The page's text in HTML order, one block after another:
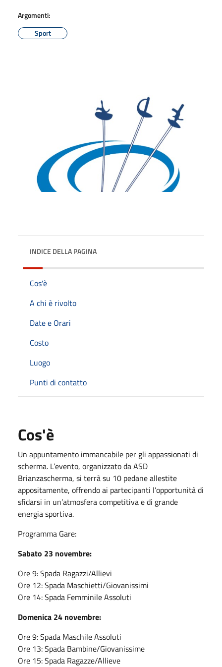
Argomenti:
Sport
INDICE DELLA PAGINA
Cos'è
A chi è rivolto
Date e Orari
Costo
Luogo
Punti di contatto
Cos'è
Un appuntamento immancabile per gli appassionati di
scherma. L’evento, organizzato da ASD
Brianzascherma, si terrà su 10 pedane allestite
appositamente, offrendo ai partecipanti l’opportunità di
sfidarsi in un’atmosfera competitiva e di grande
energia sportiva.
Programma Gare:
Sabato 23 novembre:
Ore 9: Spada Ragazzi/Allievi
Ore 12: Spada Maschietti/Giovanissimi
Ore 14: Spada Femminile Assoluti
Domenica 24 novembre:
Ore 9: Spada Maschile Assoluti
Ore 13: Spada Bambine/Giovanissime
Ore 15: Spada Ragazze/Allieve